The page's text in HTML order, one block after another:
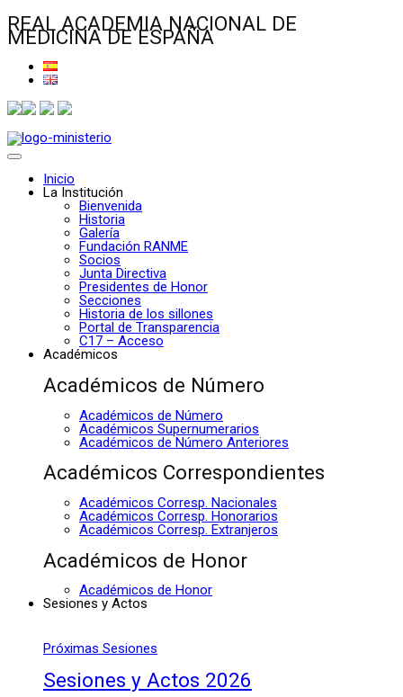
REAL ACADEMIA NACIONAL DE
MEDICINA DE ESPAÑA
Inicio
La Institución
Bienvenida
Historia
Galería
Fundación RANME
Socios
Junta Directiva
Presidentes de Honor
Secciones
Historia de los sillones
Portal de Transparencia
C17 – Acceso
Académicos
Académicos de Número
Académicos de Número
Académicos Supernumerarios
Académicos de Número Anteriores
Académicos Correspondientes
Académicos Corresp. Nacionales
Académicos Corresp. Honorarios
Académicos Corresp. Extranjeros
Académicos de Honor
Académicos de Honor
Sesiones y Actos
Próximas Sesiones
Sesiones y Actos 2026